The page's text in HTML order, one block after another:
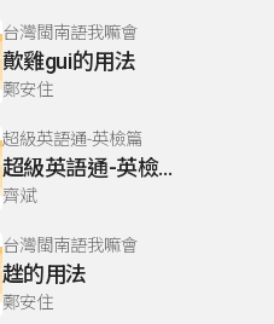
台灣閩南語我嘛會
歕雞gui的用法
鄭安住
超級英語通-英檢篇
超級英語通-英檢篇 035 Weekend Trip- 週末旅遊
齊斌
台灣閩南語我嘛會
趖的用法
鄭安住